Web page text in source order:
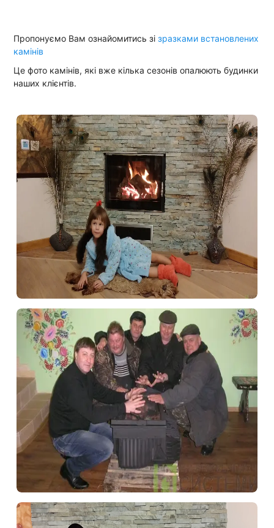
Пропонуємо Вам ознайомитись зі зразками встановлених
камінів
Це фото камінів, які вже кілька сезонів опалюють будинки
наших клієнтів.